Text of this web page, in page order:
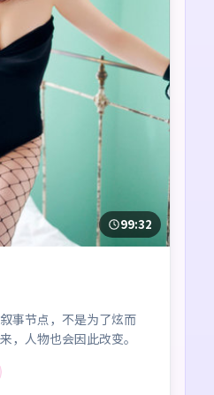
99:32
事节点，不是为了炫而
，人物也会因此改变。